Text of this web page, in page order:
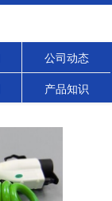
公司动态
产品知识